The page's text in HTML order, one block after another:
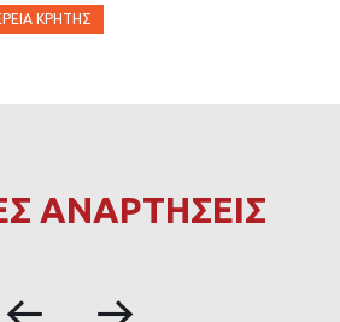
ΚΡΉΤΗΣ
ΑΝΑΡΤΗΣΕΙΣ